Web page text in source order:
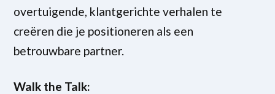
overtuigende, klantgerichte verhalen te
creëren die je positioneren als een
betrouwbare partner.
Walk the Talk: